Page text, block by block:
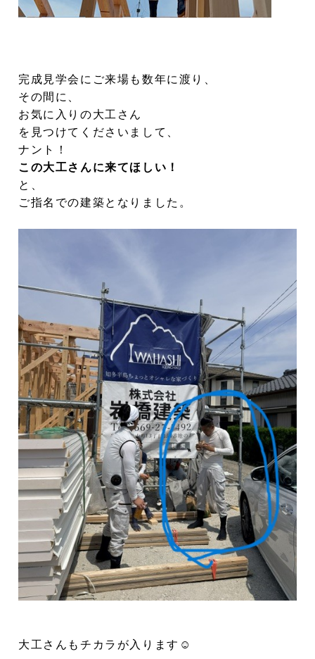
完成見学会にご来場も数年に渡り、
その間に、
お気に入りの大工さん
を見つけてくださいまして、
ナント！
この大工さんに来てほしい！
と、
ご指名での建築となりました。
大工さんもチカラが入ります☺